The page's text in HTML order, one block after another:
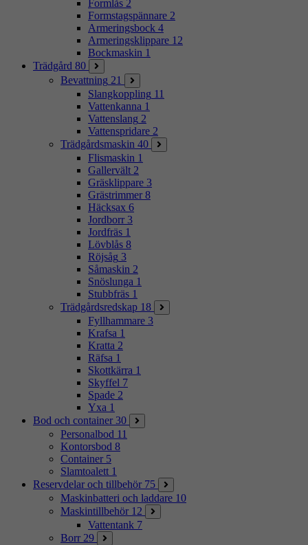
Formlås 2
Formstagspännare 2
Armeringsbock 4
Armeringsklippare 12
Bockmaskin 1
Trädgård 80
Bevattning 21
Slangkoppling 11
Vattenkanna 1
Vattenslang 2
Vattenspridare 2
Trädgårdsmaskin 40
Flismaskin 1
Gallervält 2
Gräsklippare 3
Grästrimmer 8
Häcksax 6
Jordborr 3
Jordfräs 1
Lövblås 8
Röjsåg 3
Såmaskin 2
Snöslunga 1
Stubbfräs 1
Trädgårdsredskap 18
Fyllhammare 3
Krafsa 1
Kratta 2
Räfsa 1
Skottkärra 1
Skyffel 7
Spade 2
Yxa 1
Bod och container 30
Personalbod 11
Kontorsbod 8
Container 5
Slamtoalett 1
Reservdelar och tillbehör 75
Maskinbatteri och laddare 10
Maskintillbehör 12
Vattentank 7
Borr 29